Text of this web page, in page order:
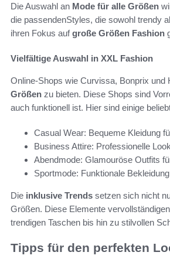
Die Auswahl an Mode für alle Größen
die passendenStyles, die sowohl trendy
ihren Fokus aufgroße Größen Fashion
Vielfältige Auswahl in XXL Fashion
Online-Shops wie Curvissa, Bonprix und
Größen zu bieten. Diese Shops sind
auch funktionell ist. Hier sind einige
Casual Wear: Bequeme Kleidung
Business Attire: Professionelle
Abendmode: Glamouröse Outfits
Sportmode: Funktionale
Die inklusive Trends setzen sich nicht
Größen. Diese Elemente
trendigen Taschen bis hin zu stilvollen
Tipps für den perfekten